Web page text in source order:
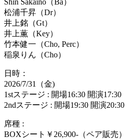
Shin Sakaino（Ba）
松浦千昇（Dr）
井上銘（Gt）
井上薫（Key）
竹本健一（Cho, Perc）
稲泉りん（Cho）
日時：
2026/7/31（金)
1stステージ : 開場16:30 開演17:30
2ndステージ : 開場19:30 開演20:30
席種 :
BOXシート￥26,900-（ペア販売）